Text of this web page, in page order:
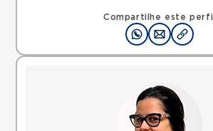
Compartilhe este perfil